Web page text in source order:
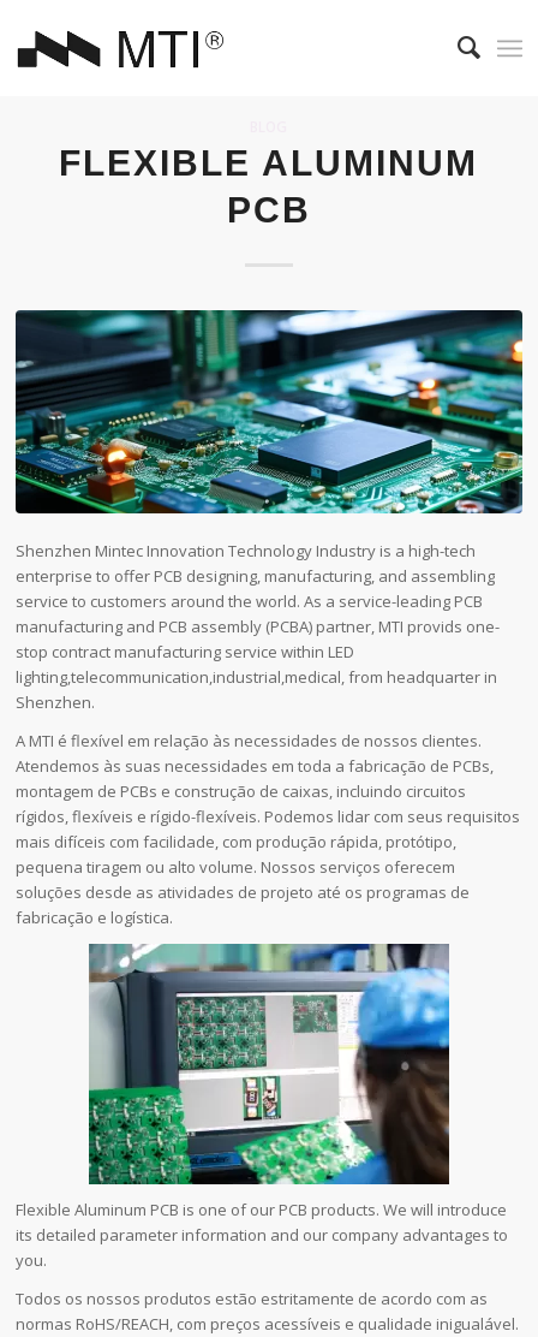
FLEXIBLE ALUMINUM
PCB
Shenzhen Mintec Innovation Technology Industry is a high-tech
enterprise to offer PCB designing, manufacturing, and assembling
service to customers around the world. As a service-leading PCB
manufacturing and PCB assembly (PCBA) partner, MTI provids one-
stop contract manufacturing service within LED
lighting,telecommunication,industrial,medical, from headquarter in
Shenzhen.
A MTI é flexível em relação às necessidades de nossos clientes.
Atendemos às suas necessidades em toda a fabricação de PCBs,
montagem de PCBs e construção de caixas, incluindo circuitos
rígidos, flexíveis e rígido-flexíveis. Podemos lidar com seus requisitos
mais difíceis com facilidade, com produção rápida, protótipo,
pequena tiragem ou alto volume. Nossos serviços oferecem
soluções desde as atividades de projeto até os programas de
fabricação e logística.
Flexible Aluminum PCB is one of our PCB products. We will introduce
its detailed parameter information and our company advantages to
you.
Todos os nossos produtos estão estritamente de acordo com as
normas RoHS/REACH, com preços acessíveis e qualidade inigualável.